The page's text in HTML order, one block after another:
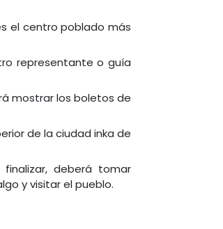
el centro poblado más
representante o guía
mostrar los boletos de
de la ciudad inka de
deberá tomar
y visitar el pueblo.